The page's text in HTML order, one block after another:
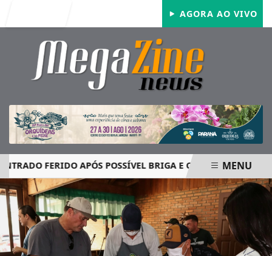
AGORA AO VIVO
FERIDO APÓS POSSÍVEL BRIGA E CASO GRAVE MOBILIZA
EM ALTA
MENU